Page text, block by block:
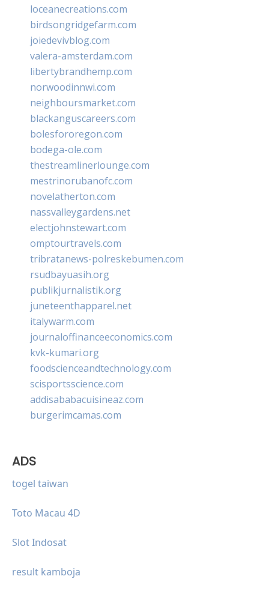
loceanecreations.com
birdsongridgefarm.com
joiedevivblog.com
valera-amsterdam.com
libertybrandhemp.com
norwoodinnwi.com
neighboursmarket.com
blackanguscareers.com
bolesfororegon.com
bodega-ole.com
thestreamlinerlounge.com
mestrinorubanofc.com
novelatherton.com
nassvalleygardens.net
electjohnstewart.com
omptourtravels.com
tribratanews-polreskebumen.com
rsudbayuasih.org
publikjurnalistik.org
juneteenthapparel.net
italywarm.com
journaloffinanceeconomics.com
kvk-kumari.org
foodscienceandtechnology.com
scisportsscience.com
addisababacuisineaz.com
burgerimcamas.com
ADS
togel taiwan
Toto Macau 4D
Slot Indosat
result kamboja